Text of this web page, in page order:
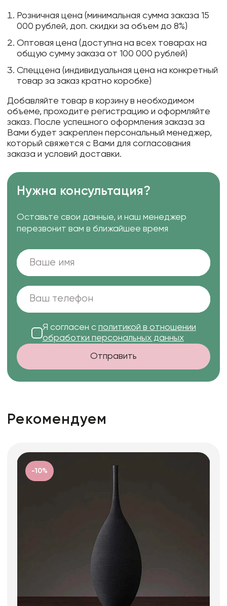
Розничная цена (минимальная сумма заказа 15
000 рублей, доп. скидки за объем до 8%)
Оптовая цена (доступна на всех товарах на
общую сумму заказа от 100 000 рублей)
Спеццена (индивидуальная цена на конкретный
товар за заказ кратно коробке)
Добавляйте товар в корзину в необходимом
объеме, проходите регистрацию и оформляйте
заказ. После успешного оформления заказа за
Вами будет закреплен персональный менеджер,
который свяжется с Вами для согласования
заказа и условий доставки.
Нужна консультация?
Оставьте свои данные, и наш менеджер
перезвонит вам в ближайшее время
Я согласен с политикой в отношении
обработки персональных данных
Отправить
Рекомендуем
-10%